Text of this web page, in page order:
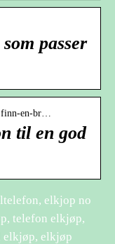
passer
en-br…
til en god
elkjop no
telefon elkjøp,
elkjøp, elkjøp